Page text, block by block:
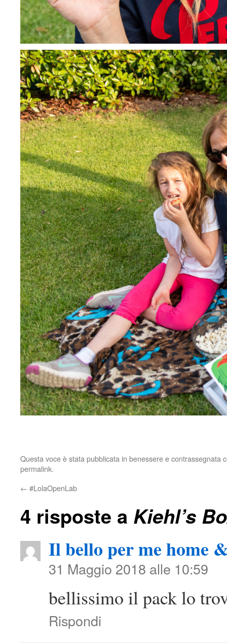
Questa voce è stata pubblicata in benesseree contrassegnata
permalink.
← #LolaOpenLab
4 risposte a Kiehl’s
Il bello per me home
31 Maggio 2018 alle 10:59
bellissimo il pack lo
Rispondi